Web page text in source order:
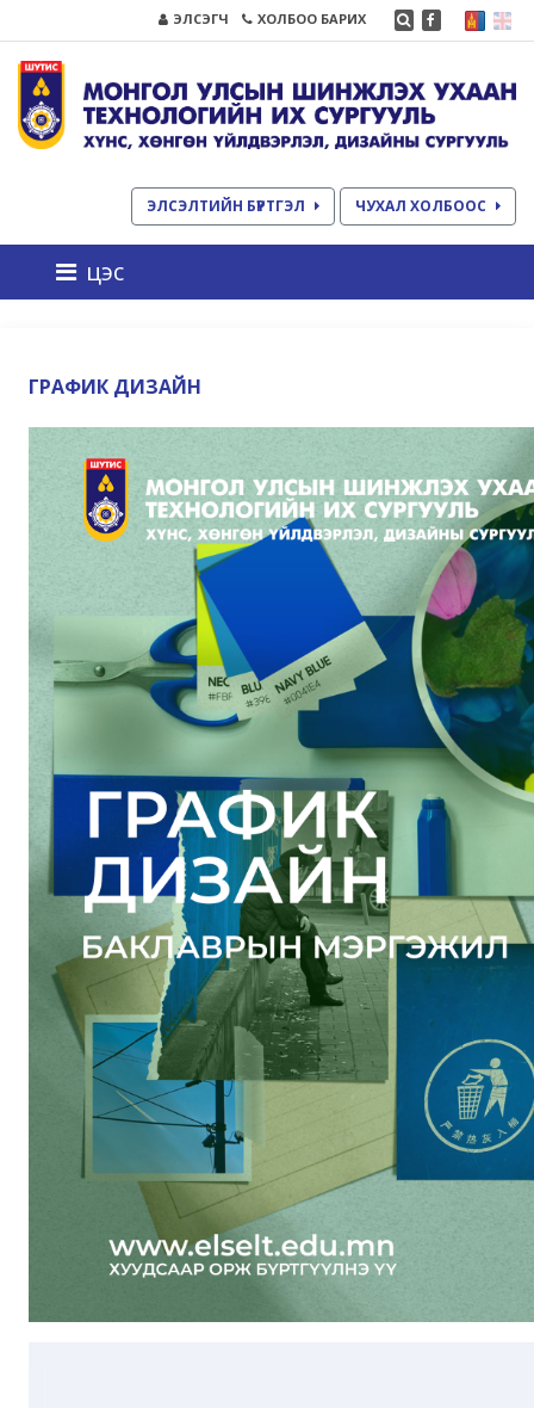
ЭЛСЭГЧ ХОЛБОО БАРИХ
ЭЛСЭЛТИЙН БҮРТГЭЛ ЧУХАЛ ХОЛБООС
цэс
ГРАФИК ДИЗАЙН